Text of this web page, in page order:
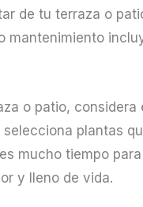
de tu terraza o
mantenimiento
o patio,
plantas
mucho tiempo
y lleno de vida.